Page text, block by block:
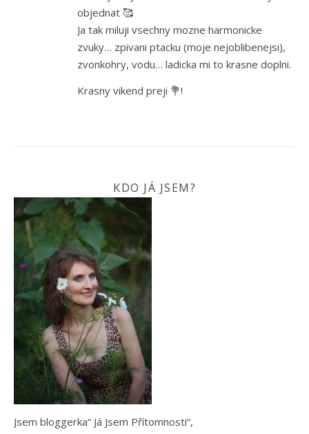
objednat 🥰
Ja tak miluji vsechny mozne harmonicke
zvuky… zpivani ptacku (moje nejoblibenejsi),
zvonkohry, vodu… ladicka mi to krasne doplni.
Krasny vikend preji 💐!
KDO JÁ JSEM?
Jsem bloggerka“ Já Jsem Přítomnosti“,